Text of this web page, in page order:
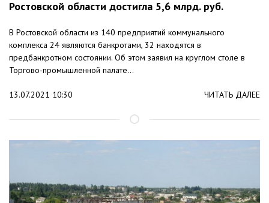
Ростовской области достигла 5,6 млрд. руб.
В Ростовской области из 140 предприятий коммунального
комплекса 24 являются банкротами, 32 находятся в
предбанкротном состоянии. Об этом заявил на круглом столе в
Торгово-промышленной палате...
13.07.2021 10:30 ЧИТАТЬ ДАЛЕЕ